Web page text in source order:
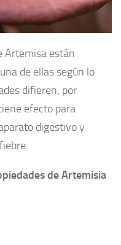
Artemisa están
de ellas según lo
difieren, por
efecto para
digestivo y
de Artemisia